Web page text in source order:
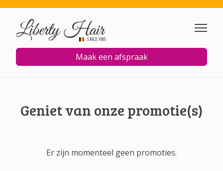
Overslaan en naar de inhoud
SINCE 1985
Maak een afspraak
Geniet van onze promotie(s)
Er zijn momenteel geen promoties.